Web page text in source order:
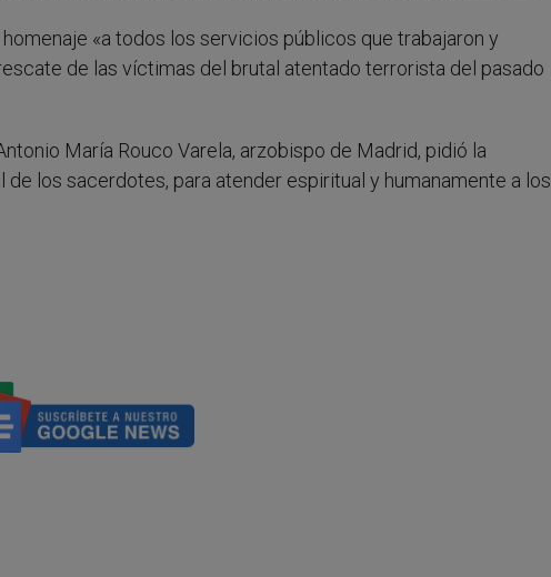
«a todos los servicios públicos que trabajaron y
de las víctimas del brutal atentado terrorista del pasado
María Rouco Varela, arzobispo de Madrid, pidió la
los sacerdotes, para atender espiritual y humanamente a los